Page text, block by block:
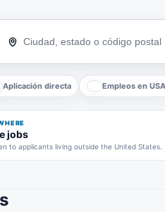
Aplicación directa Empleos en USA
jobs
to applicants living outside the United States.